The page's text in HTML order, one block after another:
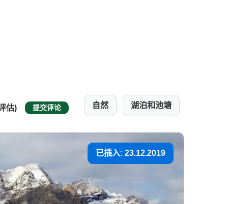
估) 提交评论 自然 湖泊和池塘
已插入: 23.12.2019